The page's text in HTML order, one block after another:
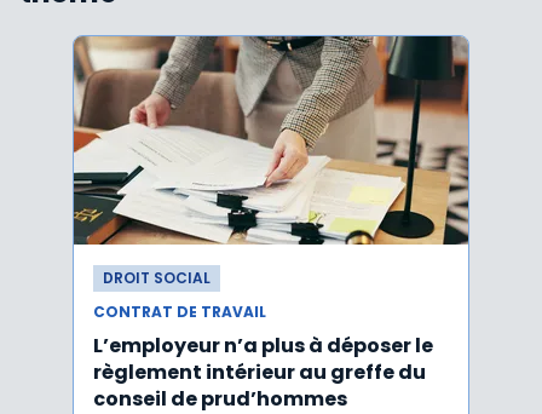
DROIT SOCIAL
CONTRAT DE TRAVAIL
L’employeur n’a plus à déposer le
règlement intérieur au greffe du
conseil de prud’hommes